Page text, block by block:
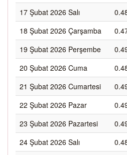
17 Şubat 2026 Salı
18 Şubat 2026 Çarşamba
19 Şubat 2026 Perşembe
20 Şubat 2026 Cuma
21 Şubat 2026 Cumartesi
22 Şubat 2026 Pazar
23 Şubat 2026 Pazartesi
24 Şubat 2026 Salı